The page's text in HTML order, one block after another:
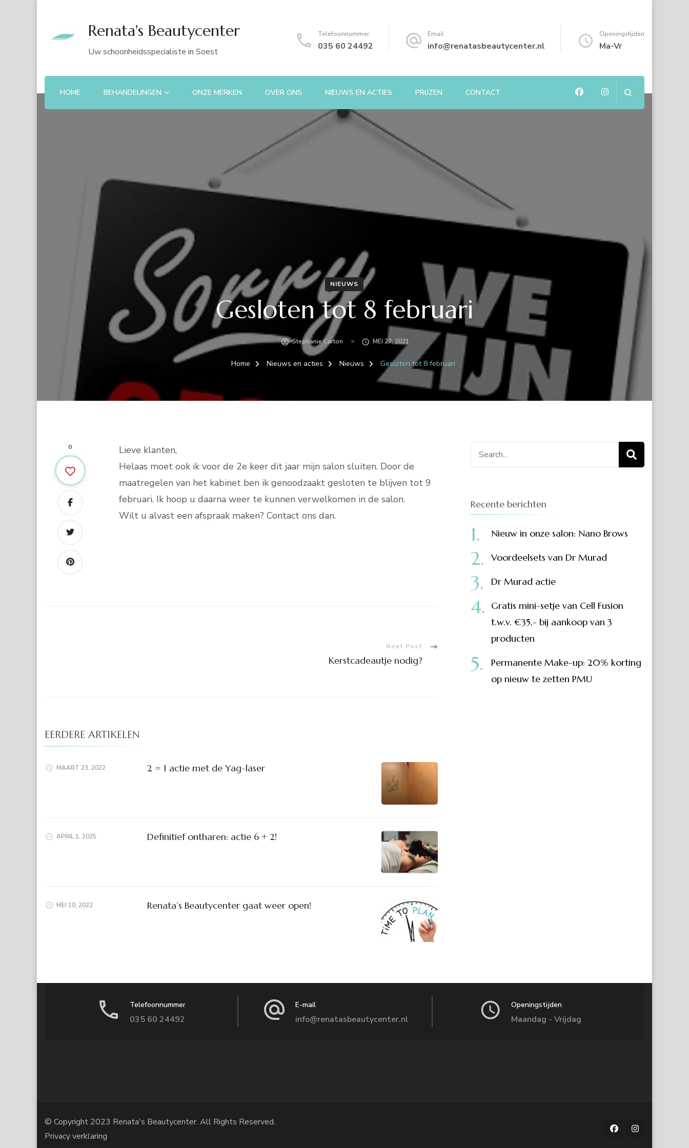
Renata's Beautycenter
Uw schoonheidsspecialiste in Soest
Telefoonnummer
035 60 24492
Email
info@renatasbeautycenter.nl
Openingstijden
Ma-Vr
HOME BEHANDELINGEN ONZE MERKEN OVER ONS NIEUWS EN ACTIES PRIJZEN CONTACT
NIEUWS
Gesloten tot 8 februari
Stephanie Carton MEI 27, 2021
Home Nieuws en acties Nieuws Gesloten tot 8 februari
0
Lieve klanten,
Helaas moet ook ik voor de 2e keer dit jaar mijn salon sluiten. Door de
maatregelen van het kabinet ben ik genoodzaakt gesloten te blijven tot 9
februari. Ik hoop u daarna weer te kunnen verwelkomen in de salon.
Wilt u alvast een afspraak maken? Contact ons dan.
Next Post
Kerstcadeautje nodig?
EERDERE ARTIKELEN
MAART 23, 2022 2 = 1 actie met de Yag-laser
APRIL 1, 2025 Definitief ontharen: actie 6 + 2!
MEI 10, 2022 Renata’s Beautycenter gaat weer open!
Search
for:
Recente berichten
Nieuw in onze salon: Nano Brows
Voordeelsets van Dr Murad
Dr Murad actie
Gratis mini-setje van Cell Fusion
t.w.v. €35,- bij aankoop van 3
producten
Permanente Make-up: 20% korting
op nieuw te zetten PMU
Telefoonnummer
035 60 24492
E-mail
info@renatasbeautycenter.nl
Openingstijden
Maandag - Vrijdag
© Copyright 2023 Renata's Beautycenter. All Rights Reserved.
Privacy verklaring